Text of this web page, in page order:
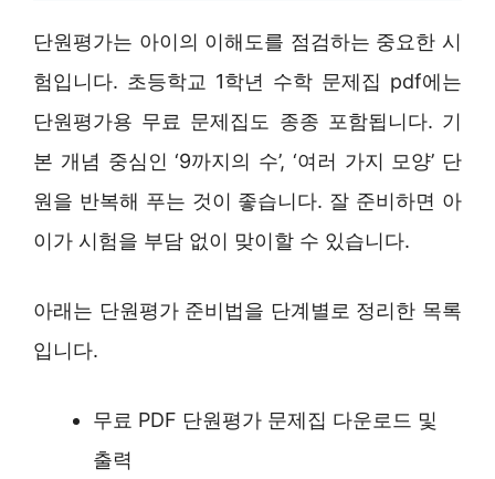
단원평가는 아이의 이해도를 점검하는 중요한 시
험입니다. 초등학교 1학년 수학 문제집 pdf에는
단원평가용 무료 문제집도 종종 포함됩니다. 기
본 개념 중심인 ‘9까지의 수’, ‘여러 가지 모양’ 단
원을 반복해 푸는 것이 좋습니다. 잘 준비하면 아
이가 시험을 부담 없이 맞이할 수 있습니다.
아래는 단원평가 준비법을 단계별로 정리한 목록
입니다.
무료 PDF 단원평가 문제집 다운로드 및
출력